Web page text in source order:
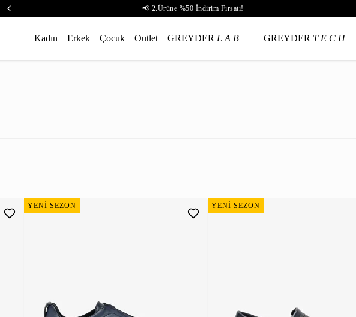
📢 2.Ürüne %50 İndirim Fırsatı!
Kadın Erkek Çocuk Outlet GREYDER L A B GREYDER T E C H
YENİ SEZON YENİ SEZON